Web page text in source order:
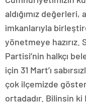
aldığımız
imkanlarıyla
yönetmeye hazırız.
Partisi’nin halkçı
için 31 Mart’ı
çok ilçemizde
ortadadır. Bilinsin